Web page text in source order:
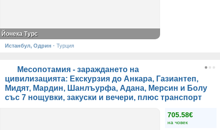
Йонека Турс
Истанбул, Одрин · Турция
Месопотамия - зараждането на
цивилизацията: Екскурзия до Анкара, Газиантеп,
Мидят, Мардин, Шанлъурфа, Адана, Мерсин и Болу
със 7 нощувки, закуски и вечери, плюс транспорт
705.58€
на човек